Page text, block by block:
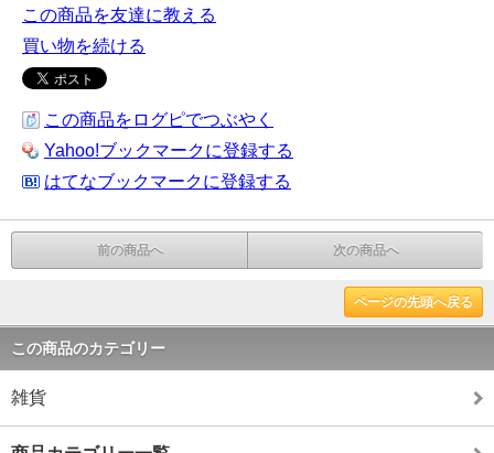
この商品を友達に教える
買い物を続ける
この商品をログピでつぶやく
Yahoo!ブックマークに登録する
はてなブックマークに登録する
前の商品へ 次の商品へ
ページの先頭へ戻る
この商品のカテゴリー
雑貨